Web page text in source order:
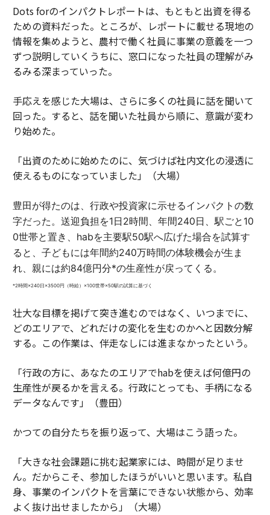
Dots forのインパクトレポートは、もともと出資を得る
ための資料だった。ところが、レポートに載せる現地の
情報を集めようと、農村で働く社員に事業の意義を一つ
ずつ説明していくうちに、窓口になった社員の理解がみ
るみる深まっていった。
手応えを感じた大場は、さらに多くの社員に話を聞いて
回った。すると、話を聞いた社員から順に、意識が変わ
り始めた。
「出資のために始めたのに、気づけば社内文化の浸透に
使えるものになっていました」（大場）
豊田が得たのは、行政や投資家に示せるインパクトの数
字だった。 送迎負担を1日2時間、年間240日、駅ごと10
0世帯と置き、habを主要駅50駅へ広げた場合を試算す
ると、子どもには年間約240万時間の体験機会が生ま
れ、親には約84億円分*の生産性が戻ってくる。
*2時間×240日×3500円（時給）×100世帯×50駅の試算に基づく
壮大な目標を掲げて突き進むのではなく、いつまでに、
どのエリアで、どれだけの変化を生むのかへと因数分解
する。この作業は、伴走なしには進まなかったという。
「行政の方に、あなたのエリアでhabを使えば何億円の
生産性が戻るかを言える。行政にとっても、手柄になる
データなんです」（豊田）
かつての自分たちを振り返って、大場はこう語った。
「大きな社会課題に挑む起業家には、時間が足りませ
ん。だからこそ、参加したほうがいいと思います。私自
身、事業のインパクトを言葉にできない状態から、効率
よく抜け出せましたから」（大場）